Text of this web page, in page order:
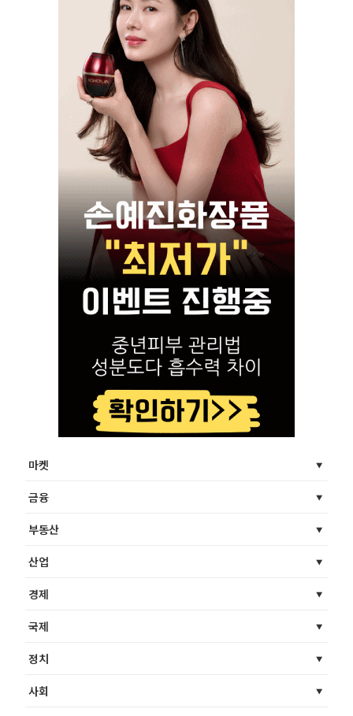
마켓
금융
부동산
산업
경제
국제
정치
사회